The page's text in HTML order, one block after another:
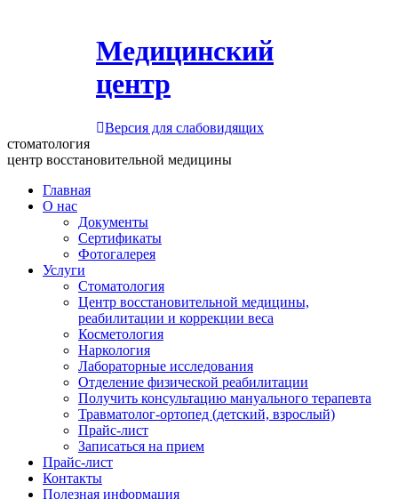
Медицинский
центр
Версия для слабовидящих
стоматология
центр восстановительной медицины
Главная
О нас
Документы
Сертификаты
Фотогалерея
Услуги
Стоматология
Центр восстановительной медицины,
реабилитации и коррекции веса
Косметология
Наркология
Лабораторные исследования
Отделение физической реабилитации
Получить консультацию мануального терапевта
Травматолог-ортопед (детский, взрослый)
Прайс-лист
Записаться на прием
Прайс-лист
Контакты
Полезная информация